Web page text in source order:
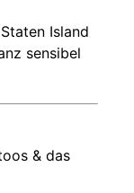
Island
sensibel
& das